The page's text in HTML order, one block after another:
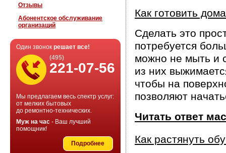
Как готовить
Сделать это
потребуется
можно не мыть и
из них
чтобы на
позволяют
Читать ответ
Как растянуть
Отзывы
Абонентское обслуживание
организаций
Один звонок решает все!
(495)
221-07-56
Мы предлагаем весь спектр услуг:
от мелких бытовых
до ремонтно-технических.
Муж на час - Ваш лучший
помощник!
Подробнее